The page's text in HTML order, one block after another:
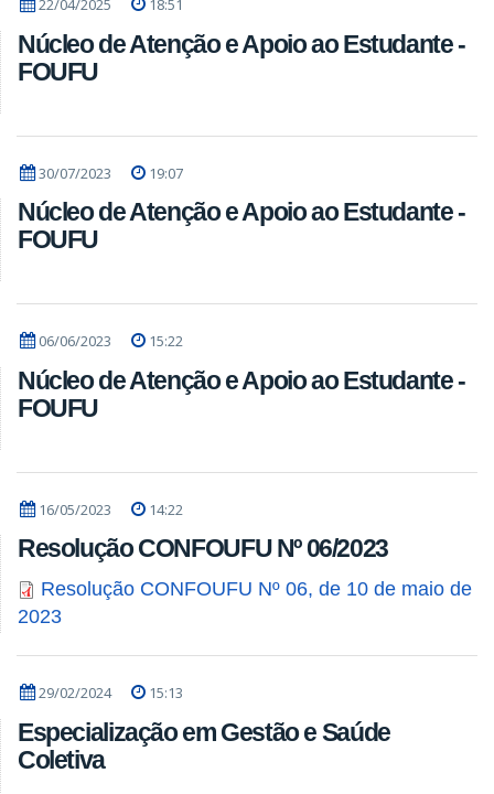
22/04/2025 18:51
Núcleo de Atenção e Apoio ao Estudante -
FOUFU
30/07/2023 19:07
Núcleo de Atenção e Apoio ao Estudante -
FOUFU
06/06/2023 15:22
Núcleo de Atenção e Apoio ao Estudante -
FOUFU
16/05/2023 14:22
Resolução CONFOUFU Nº 06/2023
Resolução CONFOUFU Nº 06, de 10 de maio de
2023
29/02/2024 15:13
Especialização em Gestão e Saúde
Coletiva